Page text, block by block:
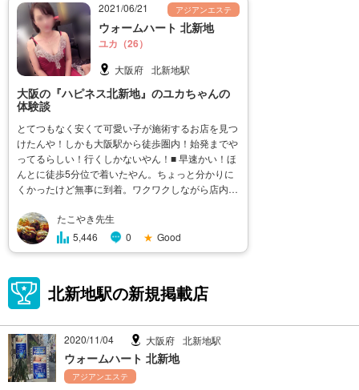
2021/06/21 アジアンエステ
ウォームハート 北新地
ユカ（26）
大阪府 北新地駅
大阪の『ハピネス北新地』のユカちゃんの
体験談
とてつもなく安くて可愛い子が施術するお店を見つ
けたんや！しかも大阪駅から徒歩圏内！始発までや
ってるらしい！行くしかないやん！■ 早速かい！ほ
んとに徒歩5分位で着いたやん。ちょっと分かりに
くかったけど無事に到着。ワクワクしながら店内
ドールってヤツやな。小柄でちょっと華奢な感じな
子。名札つけてたから見てみたら『ユ
たこやき先生
5,446
0 ★ Good
北新地駅の新規掲載店
2020/11/04 大阪府 北新地駅
ウォームハート 北新地
アジアンエステ